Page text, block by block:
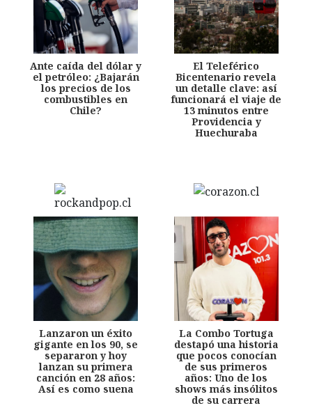
Ante caída del dólar y
el petróleo: ¿Bajarán
los precios de los
combustibles en
Chile?
El Teleférico
Bicentenario revela
un detalle clave: así
funcionará el viaje de
13 minutos entre
Providencia y
Huechuraba
Lanzaron un éxito
gigante en los 90, se
separaron y hoy
lanzan su primera
canción en 28 años:
Así es como suena
La Combo Tortuga
destapó una historia
que pocos conocían
de sus primeros
años: Uno de los
shows más insólitos
de su carrera